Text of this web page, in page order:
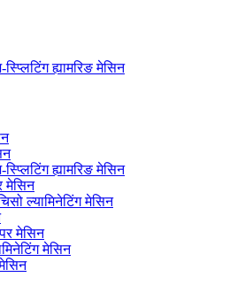
ह्यामरिङ मेसिन
ह्यामरिङ मेसिन
मेसिन
ल्यामिनेटिंग मेसिन
मेसिन
मेसिन